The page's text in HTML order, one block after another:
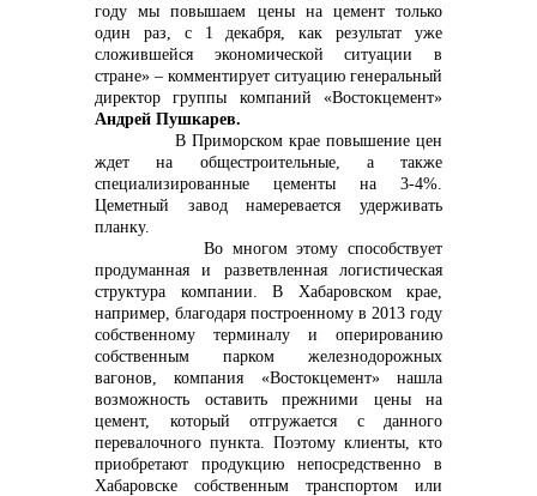
году мы повышаем цены на цемент только
один раз, с 1 декабря, как результат уже
сложившейся экономической ситуации в
стране» – комментирует ситуацию генеральный
директор группы компаний «Востокцемент»
Андрей Пушкарев.
В Приморском крае повышение цен
ждет на общестроительные, а также
специализированные цементы на 3-4%.
Цеметный завод намеревается удерживать
планку.
Во многом этому способствует
продуманная и разветвленная логистическая
структура компании. В Хабаровском крае,
например, благодаря построенному в 2013 году
собственному терминалу и оперированию
собственным парком железнодорожных
вагонов, компания «Востокцемент» нашла
возможность оставить прежними цены на
цемент, который отгружается с данного
перевалочного пункта. Поэтому клиенты, кто
приобретают продукцию непосредственно в
Хабаровске собственным транспортом или